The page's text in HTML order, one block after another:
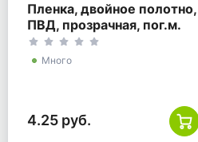
Пленка, двойное полотно,
ПВД, прозрачная, пог.м.
Много
4.25 руб.